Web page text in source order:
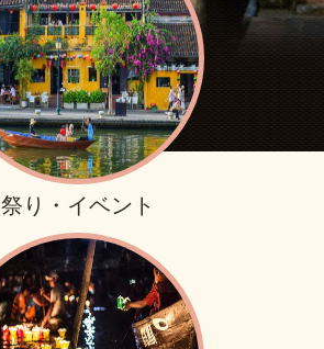
祭り・イベント